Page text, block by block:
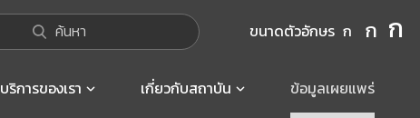
ค้นหา ขนาดตัวอักษร ก ก ก
บริการของเรา เกี่ยวกับสถาบัน ข้อมูลเผยแพร่